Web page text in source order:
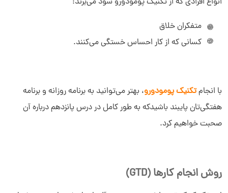
متفکران خلاق
کسانی که از کار احساس خستگی می‌کنند.
با انجامتکنیک پومودورو، بهتر می‌توانید به برنامه روزانه و برنامه
هفتگی‌تان پایبند باشیدکه به طور کامل در درس پانزدهم درباره آن
صحبت خواهیم کرد.
روش انجام کارها (GTD)